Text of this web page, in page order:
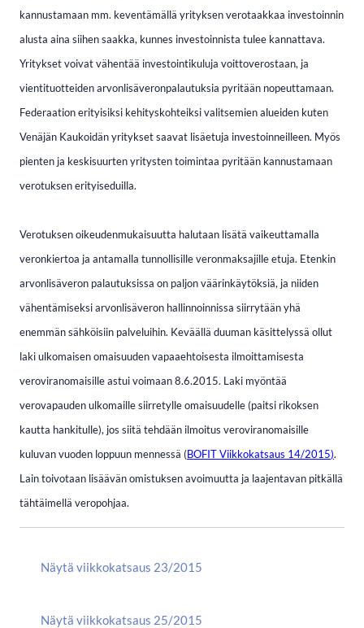
kannustamaan mm. keventämällä yrityksen verotaakkaa investoinnin
alusta aina siihen saakka, kunnes investoinnista tulee kannattava.
Yritykset voivat vähentää investointikuluja voittoverostaan, ja
vientituotteiden arvonlisäveronpalautuksia pyritään nopeuttamaan.
Federaation erityisiksi kehityskohteiksi valitsemien alueiden kuten
Venäjän Kaukoidän yritykset saavat lisäetuja investoinneilleen. Myös
pienten ja keskisuurten yritysten toimintaa pyritään kannustamaan
verotuksen erityiseduilla.
Verotuksen oikeudenmukaisuutta halutaan lisätä vaikeuttamalla
veronkiertoa ja antamalla tunnollisille veronmaksajille etuja. Etenkin
arvonlisäveron palautuksissa on paljon väärinkäytöksiä, ja niiden
vähentämiseksi arvonlisäveron hallinnoinnissa siirrytään yhä
enemmän sähköisiin palveluihin. Keväällä duuman käsittelyssä ollut
laki ulkomaisen omaisuuden vapaaehtoisesta ilmoittamisesta
veroviranomaisille astui voimaan 8.6.2015. Laki myöntää
verovapauden ulkomaille siirretylle omaisuudelle (paitsi rikoksen
kautta hankitulle), jos siitä tehdään ilmoitus veroviranomaisille
kuluvan vuoden loppuun mennessä (BOFIT Viikkokatsaus 14/2015).
Lain toivotaan lisäävän omistuksen avoimuutta ja laajentavan pitkällä
tähtäimellä veropohjaa.
Näytä viikkokatsaus 23/2015
Näytä viikkokatsaus 25/2015